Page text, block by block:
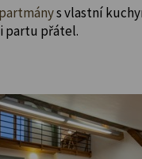
s vlastní
partu přátel.